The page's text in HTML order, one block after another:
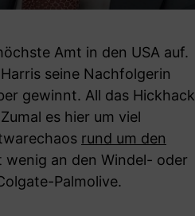
Amt in den USA auf.
seine Nachfolgerin
gewinnt. All das Hickhack
es hier um viel
rund um den
wenig an den Windel- oder
Palmolive.